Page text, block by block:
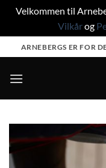
Velkommen til
Vilkårog
to
content
ARNEBERGS ER FOR